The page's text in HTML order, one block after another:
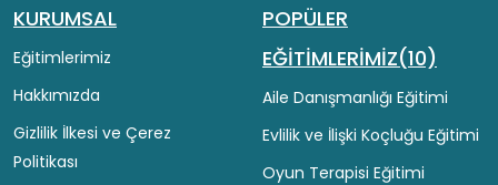
KURUMSAL
Eğitimlerimiz
Hakkımızda
Gizlilik İlkesi ve Çerez
Politikası
POPÜLER
EĞİTİMLERİMİZ(10)
Aile Danışmanlığı Eğitimi
Evlilik ve İlişki Koçluğu Eğitimi
Oyun Terapisi Eğitimi